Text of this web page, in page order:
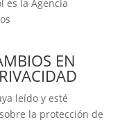
es la Agencia
EN
leído y esté
la protección de